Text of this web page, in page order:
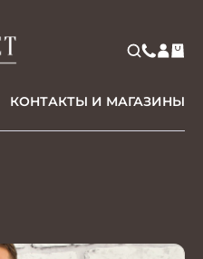
КОНТАКТЫ И МАГАЗИНЫ